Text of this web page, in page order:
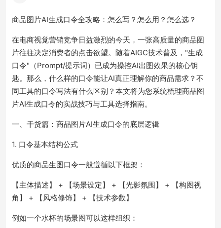
商品图片AI生成口令全攻略：怎么写？怎么用？怎么选？
在电商视觉营销竞争日益激烈的今天，一张高质量的商品图
片往往决定消费者的点击欲望。随着AIGC技术普及，"生成
口令"（Prompt/提示词）已成为操控AI出图效果的核心钥
匙。那么，什么样的口令能让AI真正理解你的商品需求？不
同工具的口令写法有什么区别？本文将为您系统梳理商品图
片AI生成口令的实战技巧与工具选择指南。
一、干货篇：商品图片AI生成口令的底层逻辑
1. 口令基本结构公式
优质的商品生图口令一般遵循以下框架：
【主体描述】 + 【场景设定】 + 【光影氛围】 + 【构图视
角】 + 【风格修饰】 + 【技术参数】
例如一个水杯的场景图可以这样组织：